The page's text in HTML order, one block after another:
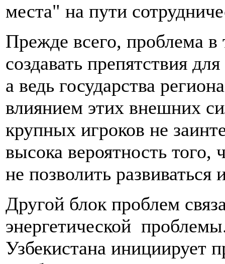
места" на пути
Прежде всего, проблема
создавать препятствия
а ведь государства
влиянием этих внешних
крупных игроков не
высока вероятность
не позволить
Другой блок проблем
энергетической
Узбекистана инициирует